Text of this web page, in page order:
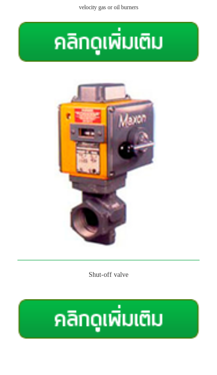
velocity gas or oil burners
Shut-off valve